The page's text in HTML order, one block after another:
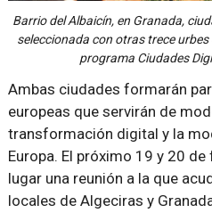
Barrio del Albaicín, en Granada,
seleccionada con otras trece
programa Ciudades
Ambas ciudades formarán
europeas que servirán de
transformación digital y la
Europa. El próximo 19 y 20
lugar una reunión a la que
locales de Algeciras y